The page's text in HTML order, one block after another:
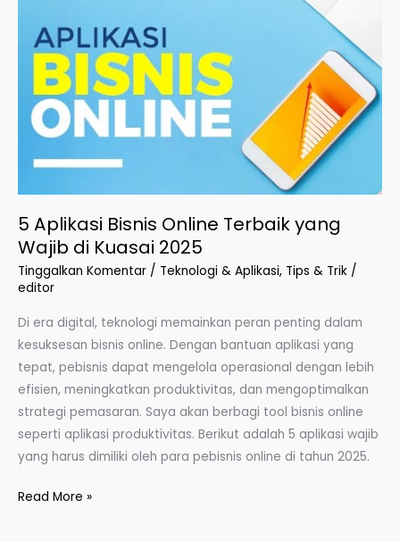
5 Aplikasi Bisnis Online Terbaik yang
Wajib di Kuasai 2025
Tinggalkan Komentar / Teknologi & Aplikasi, Tips & Trik /
editor
Di era digital, teknologi memainkan peran penting dalam
kesuksesan bisnis online. Dengan bantuan aplikasi yang
tepat, pebisnis dapat mengelola operasional dengan lebih
efisien, meningkatkan produktivitas, dan mengoptimalkan
strategi pemasaran. Saya akan berbagi tool bisnis online
seperti aplikasi produktivitas. Berikut adalah 5 aplikasi wajib
yang harus dimiliki oleh para pebisnis online di tahun 2025.
Bisnis
Online
Terbaik
yang
Wajib
Kuasai
2025
Read More »